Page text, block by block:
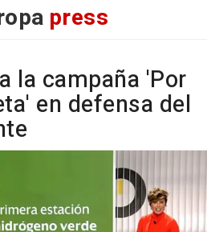
press
la campaña 'Por
en defensa del